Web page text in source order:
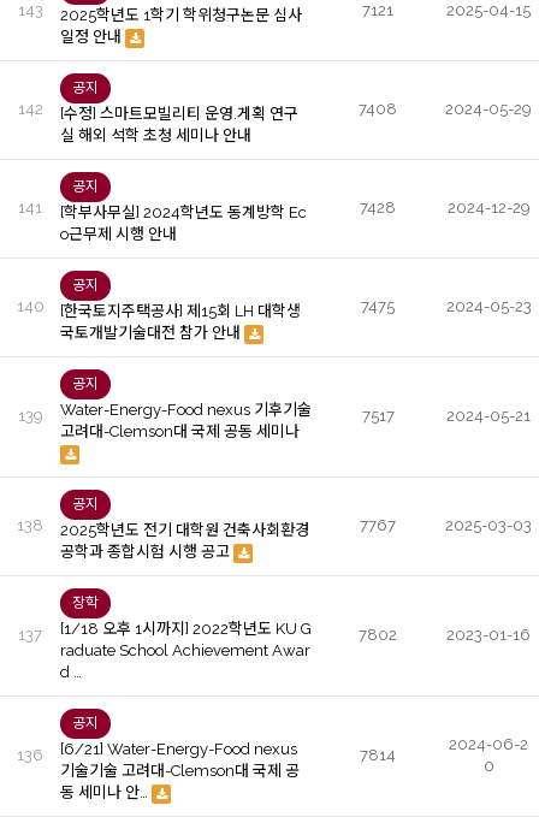
143
2025학년도 1학기 학위청구논문 심사
일정 안내
7121 2025-04-15
142
공지
[수정] 스마트모빌리티 운영.게획 연구
실 해외 석학 초청 세미나 안내
7408 2024-05-29
141
공지
[학부사무실] 2024학년도 동계방학 Ec
o근무제 시행 안내
7428 2024-12-29
140
공지
[한국토지주택공사] 제15회 LH 대학생
국토개발기술대전 참가 안내
7475 2024-05-23
139
공지
Water-Energy-Food nexus 기후기술
고려대-Clemson대 국제 공동 세미나
7517 2024-05-21
138
공지
2025학년도 전기 대학원 건축사회환경
공학과 종합시험 시행 공고
7767 2025-03-03
137
장학
[1/18 오후 1시까지] 2022학년도 KU G
raduate School Achievement Awar
d …
7802 2023-01-16
136
공지
[6/21] Water-Energy-Food nexus
기술기술 고려대-Clemson대 국제 공
동 세미나 안…
7814
2024-06-2
0